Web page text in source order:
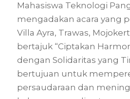
Mahasiswa Teknologi
mengadakan acara yang
Villa Ayra, Trawas,
bertajuk “Ciptakan
dengan Solidaritas yang
bertujuan untuk
persaudaraan dan